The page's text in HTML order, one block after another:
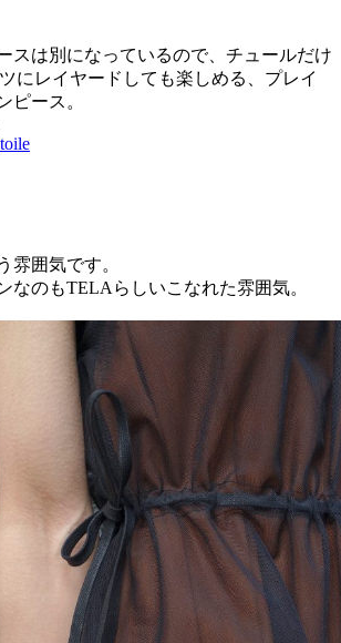
スは別になっているので、チュールだけ
にレイヤードしても楽しめる、プレイ
ピース。
雰囲気です。
なのもTELAらしいこなれた雰囲気。